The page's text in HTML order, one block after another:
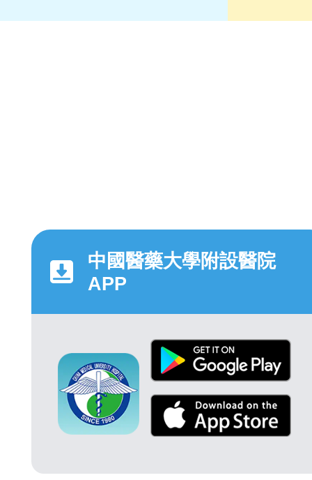
中國醫藥大學附設醫院
APP